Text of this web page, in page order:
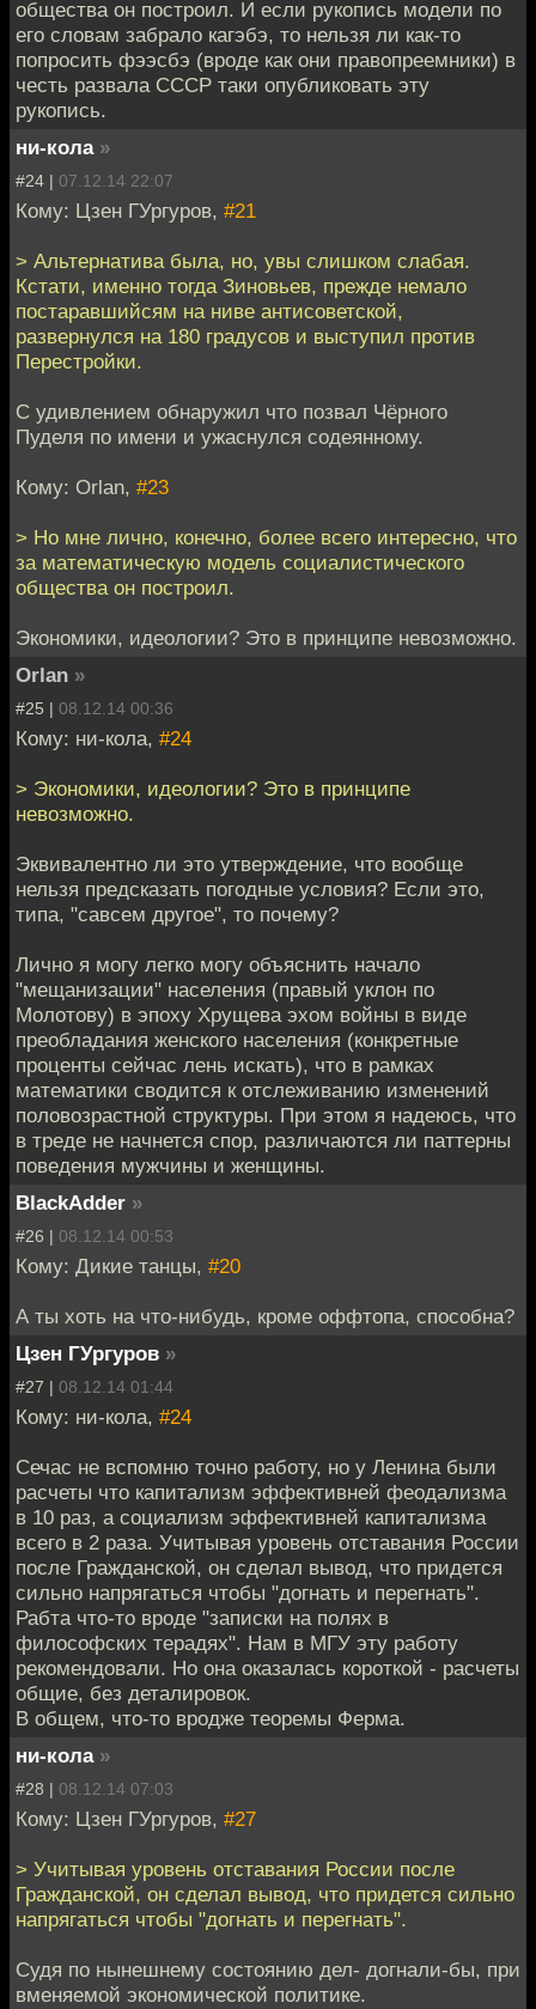
общества он построил. И если рукопись модели по
его словам забрало кагэбэ, то нельзя ли как-то
попросить фээсбэ (вроде как они правопреемники) в
честь развала СССР таки опубликовать эту
рукопись.
ни-кола »
#24 | 07.12.14 22:07
Кому: Цзен ГУргуров, #21
> Альтернатива была, но, увы слишком слабая.
Кстати, именно тогда Зиновьев, прежде немало
постаравшийсям на ниве антисоветской,
развернулся на 180 градусов и выступил против
Перестройки.
С удивлением обнаружил что позвал Чёрного
Пуделя по имени и ужаснулся содеянному.
Кому: Orlan, #23
> Но мне лично, конечно, более всего интересно, что
за математическую модель социалистического
общества он построил.
Экономики, идеологии? Это в принципе невозможно.
Orlan »
#25 | 08.12.14 00:36
Кому: ни-кола, #24
> Экономики, идеологии? Это в принципе
невозможно.
Эквивалентно ли это утверждение, что вообще
нельзя предсказать погодные условия? Если это,
типа, "савсем другое", то почему?
Лично я могу легко могу объяснить начало
"мещанизации" населения (правый уклон по
Молотову) в эпоху Хрущева эхом войны в виде
преобладания женского населения (конкретные
проценты сейчас лень искать), что в рамках
математики сводится к отслеживанию изменений
половозрастной структуры. При этом я надеюсь, что
в треде не начнется спор, различаются ли паттерны
поведения мужчины и женщины.
BlackAdder »
#26 | 08.12.14 00:53
Кому: Дикие танцы, #20
А ты хоть на что-нибудь, кроме оффтопа, способна?
Цзен ГУргуров »
#27 | 08.12.14 01:44
Кому: ни-кола, #24
Сечас не вспомню точно работу, но у Ленина были
расчеты что капитализм эффективней феодализма
в 10 раз, а социализм эффективней капитализма
всего в 2 раза. Учитывая уровень отставания России
после Гражданской, он сделал вывод, что придется
сильно напрягаться чтобы "догнать и перегнать".
Рабта что-то вроде "записки на полях в
философских терадях". Нам в МГУ эту работу
рекомендовали. Но она оказалась короткой - расчеты
общие, без деталировок.
В общем, что-то вродже теоремы Ферма.
ни-кола »
#28 | 08.12.14 07:03
Кому: Цзен ГУргуров, #27
> Учитывая уровень отставания России после
Гражданской, он сделал вывод, что придется сильно
напрягаться чтобы "догнать и перегнать".
Судя по нынешнему состоянию дел- догнали-бы, при
вменяемой экономической политике.